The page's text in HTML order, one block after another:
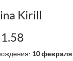
Kirill
10 февраля